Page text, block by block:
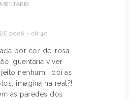
2008 - 08:40
por cor-de-rosa
‘guentaria viver
nenhum… dói as
imagina na real?!
as paredes dos